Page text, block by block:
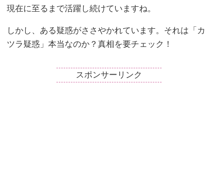
現在に至るまで活躍し続けていますね。
しかし、ある疑惑がささやかれています。それは「カ
ツラ疑惑」本当なのか？真相を要チェック！
スポンサーリンク